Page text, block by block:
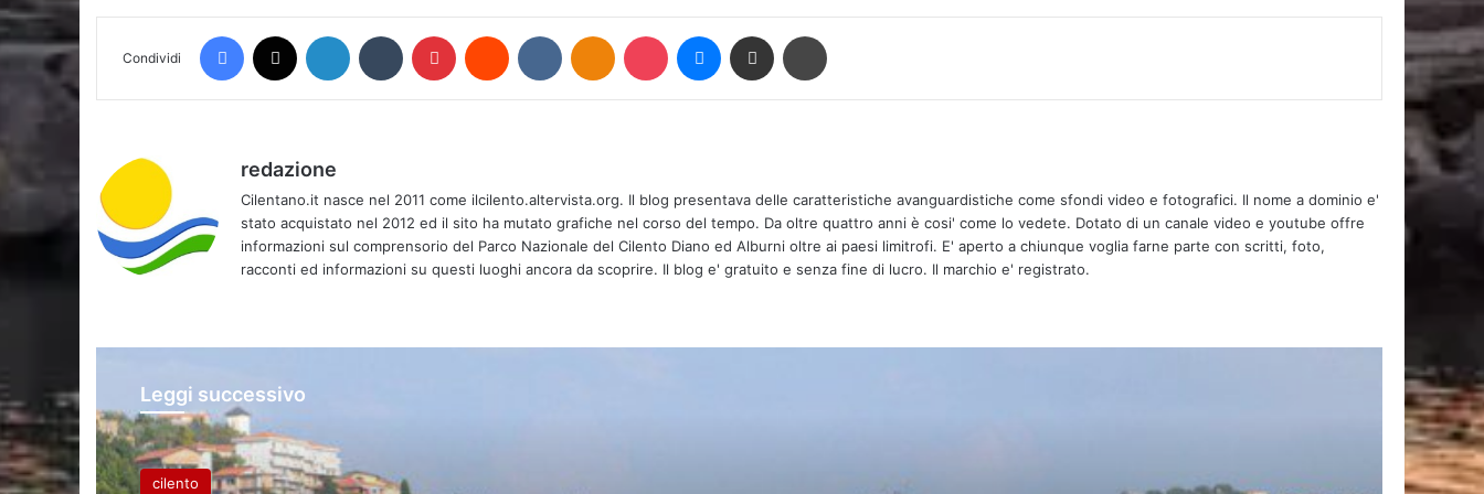
Condividi
Facebook LinkedIn Tumblr Pinterest Reddit VKontakteOdnoklassniki
Pocket Messenger
Condividi via mail
redazione
Cilentano.it nasce nel 2011 come ilcilento.altervista.org. Il blog presentava delle caratteristiche avanguardistiche come sfondi video e fotografici. Il nome a dominio e'
stato acquistato nel 2012 ed il sito ha mutato grafiche nel corso del tempo. Da oltre quattro anni è cosi' come lo vedete. Dotato di un canale video e youtube offre
informazioni sul comprensorio del Parco Nazionale del Cilento Diano ed Alburni oltre ai paesi limitrofi. E' aperto a chiunque voglia farne parte con scritti, foto,
racconti ed informazioni su questi luoghi ancora da scoprire. Il blog e' gratuito e senza fine di lucro. Il marchio e' registrato.
Leggi successivo
cilento
Corinoti e il culto di San Pantaleone: le radici dalmate e il
baluardo dell’identità cilentana